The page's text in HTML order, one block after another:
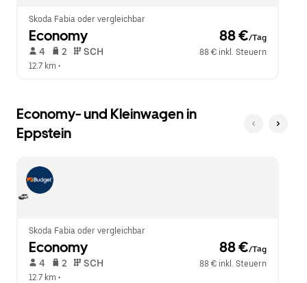
schließen.
Skoda Fabia oder vergleichbar
Economy 88 €/Tag
4 2 SCH
88 € inkl. Steuern
12.7 km •
Economy- und Kleinwagen in
Eppstein
Skoda Fabia oder vergleichbar
Economy 88 €/Tag
4 2 SCH
88 € inkl. Steuern
12.7 km •